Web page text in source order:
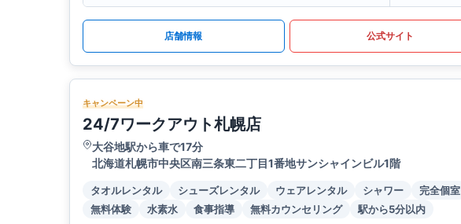
店舗情報 公式サイト
キャンペーン中
24/7ワークアウト札幌店
大谷地駅から車で17分
北海道札幌市中央区南三条東二丁目1番地サンシャインビル1階
タオルレンタル シューズレンタル ウェアレンタル シャワー
完全個室
無料体験
水素水 食事指導 無料カウンセリング 駅から5分以内